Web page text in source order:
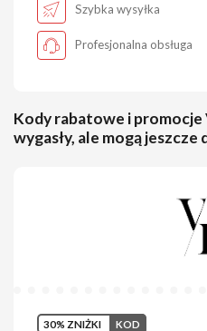
Szybka wysyłka
Profesjonalna obsługa
Kody rabatowe i
wygasły, ale mogą jeszcze
30% ZNIŻKI KOD